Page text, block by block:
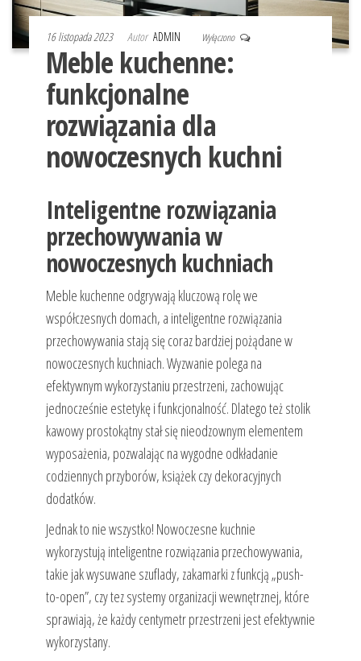
16 listopada 2023 Autor ADMIN Wyłączono
Meble kuchenne:
funkcjonalne
rozwiązania dla
nowoczesnych kuchni
Inteligentne rozwiązania
przechowywania w
nowoczesnych kuchniach
Meble kuchenne odgrywają kluczową rolę we
współczesnych domach, a inteligentne rozwiązania
przechowywania stają się coraz bardziej pożądane w
nowoczesnych kuchniach. Wyzwanie polega na
efektywnym wykorzystaniu przestrzeni, zachowując
jednocześnie estetykę i funkcjonalność. Dlatego też stolik
kawowy prostokątny stał się nieodzownym elementem
wyposażenia, pozwalając na wygodne odkładanie
codziennych przyborów, książek czy dekoracyjnych
dodatków.
Jednak to nie wszystko! Nowoczesne kuchnie
wykorzystują inteligentne rozwiązania przechowywania,
takie jak wysuwane szuflady, zakamarki z funkcją „push-
to-open”, czy tez systemy organizacji wewnętrznej, które
sprawiają, że każdy centymetr przestrzeni jest efektywnie
wykorzystany.